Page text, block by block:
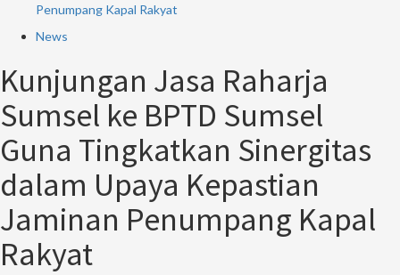
Penumpang Kapal Rakyat
News
Kunjungan Jasa Raharja
Sumsel ke BPTD Sumsel
Guna Tingkatkan Sinergitas
dalam Upaya Kepastian
Jaminan Penumpang Kapal
Rakyat